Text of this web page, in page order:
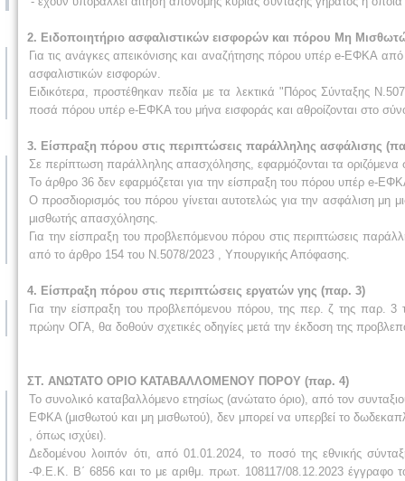
2. Ειδοποιητήριο ασφαλιστικών εισφορών και πόρου Μη
Για τις ανάγκες απεικόνισης και αναζήτησης πόρου υπέρ e-ΕΦΚΑ
ασφαλιστικών εισφορών.
Ειδικότερα, προστέθηκαν πεδία με τα λεκτικά "Πόρος Σύνταξης
ποσά πόρου υπέρ e-ΕΦΚΑ του μήνα εισφοράς και αθροίζονται στο
3. Είσπραξη πόρου στις περιπτώσεις παράλληλης ασφάλισης
Σε περίπτωση παράλληλης απασχόλησης, εφαρμόζονται τα
Το άρθρο 36 δεν εφαρμόζεται για την είσπραξη του πόρου υπέρ e-
Ο προσδιορισμός του πόρου γίνεται αυτοτελώς για την ασφάλιση
μισθωτής απασχόλησης.
Για την είσπραξη του προβλεπόμενου πόρου στις περιπτώσεις
από το άρθρο 154 του Ν.5078/2023 , Υπουργικής Απόφασης.
4. Είσπραξη πόρου στις περιπτώσεις εργατών γης (παρ. 3)
Για την είσπραξη του προβλεπόμενου πόρου, της περ. ζ της παρ.
πρώην ΟΓΑ, θα δοθούν σχετικές οδηγίες μετά την έκδοση της
ΣΤ. ΑΝΩΤΑΤΟ ΟΡΙΟ ΚΑΤΑΒΑΛΛΟΜΕΝΟΥ ΠΟΡΟΥ (παρ. 4)
Το συνολικό καταβαλλόμενο ετησίως (ανώτατο όριο), από τον
ΕΦΚΑ (μισθωτού και μη μισθωτού), δεν μπορεί να υπερβεί το
, όπως ισχύει).
Δεδομένου λοιπόν ότι, από 01.01.2024, το ποσό της εθνικής
-Φ.Ε.Κ. Β΄ 6856 και το με αριθμ. πρωτ. 108117/08.12.2023 έγγραφο